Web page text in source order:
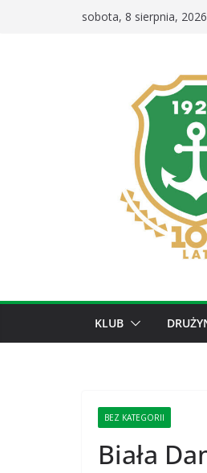
sobota, 8 sierpnia, 2026
KLUB
BEZ KATEGORII
Biała